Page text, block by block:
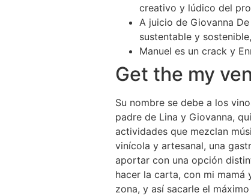
creativo y lúdico del
A juicio de Giovanna
sustentable y
Manuel es un crack y
Get the my
Su nombre se debe a los
padre de Lina y Giovanna,
actividades que mezclan
vinícola y artesanal, una
aportar con una opción
hacer la carta, con mi mamá
zona, y así sacarle el